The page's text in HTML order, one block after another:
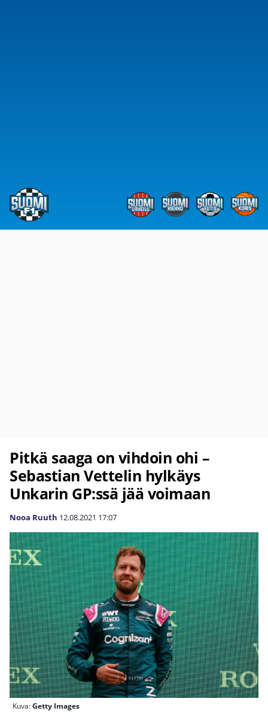
Pitkä saaga on vihdoin ohi –
Sebastian Vettelin hylkäys
Unkarin GP:ssä jää voimaan
Nooa Ruuth 12.08.2021 17:07
Kuva:Getty Images